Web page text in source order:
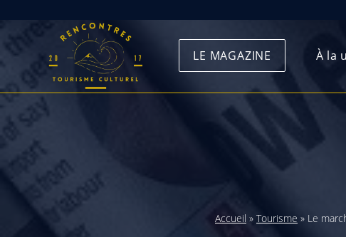
Skip
to
content
LE MAGAZINE À la
Accueil » Tourisme » Le